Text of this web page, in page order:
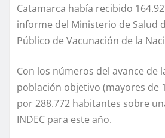
Catamarca había recibido
informe del Ministerio de Salud
Público de Vacunación de la
Con los números del avance de
población objetivo (mayores de
por 288.772 habitantes sobre
INDEC para este año.